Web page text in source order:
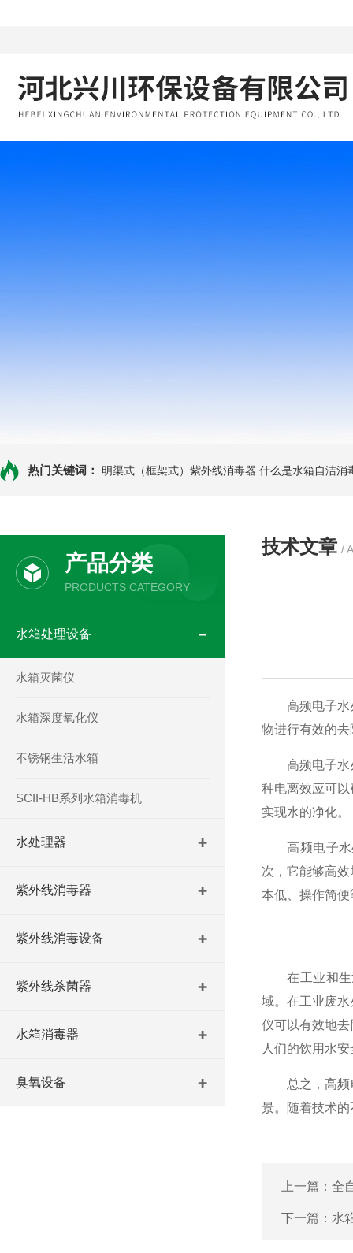
热门关键词： 明渠式（框架式）紫外线消毒器 什么是水箱自洁消
产品分类
PRODUCTS CATEGORY
水箱处理设备
水箱灭菌仪
水箱深度氧化仪
不锈钢生活水箱
SCII-HB系列水箱消毒机
水处理器
紫外线消毒器
紫外线消毒设备
紫外线杀菌器
水箱消毒器
臭氧设备
技术文章 /
高频电子水处
物进行有效的
高频电子水处
种电离效应可
实现水的净化。
高频电子水处
次，它能够高
本低、操作简便
在工业和生活
域。在工业废
仪可以有效地
人们的饮用水安
总之，高频电
景。随着技术
上一篇： 全
下一篇： 水